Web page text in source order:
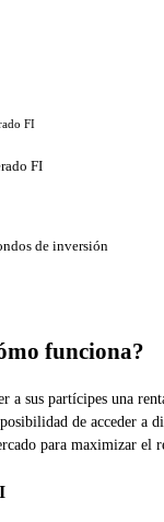
FI
FI
de inversión
funciona?
a sus partícipes una
de acceder a
para maximizar el